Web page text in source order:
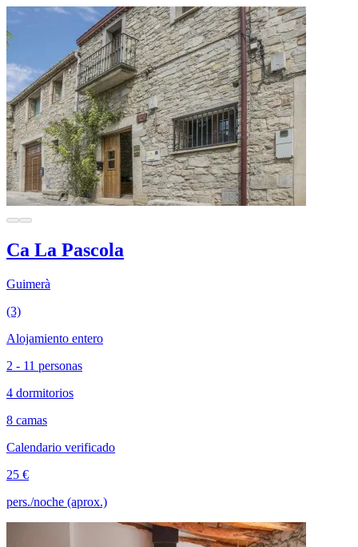
Ca La Pascola
Guimerà
(3)
Alojamiento entero
2 - 11 personas
4 dormitorios
8 camas
Calendario verificado
25 €
pers./noche (aprox.)